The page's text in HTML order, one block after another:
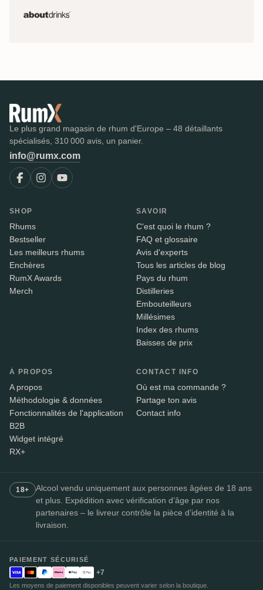
Le plus grand magasin de rhum d'Europe – 48 détaillants
spécialisés, 310 000 avis, un panier.
info@rumx.com
SHOP
Rhums
Bestseller
Les meilleurs rhums
Enchères
RumX Awards
Merch
SAVOIR
C'est quoi le rhum ?
FAQ et glossaire
Avis d'experts
Tous les articles de blog
Pays du rhum
Distilleries
Embouteilleurs
Millésimes
Index des rhums
Baisses de prix
À PROPOS
A propos
Méthodologie & données
Fonctionnalités de l'application
B2B
Widget intégré
RX+
CONTACT INFO
Où est ma commande ?
Partage ton avis
Contact info
18+
Alcool vendu uniquement aux personnes âgées de 18 ans
et plus. Expédition avec vérification d’âge par nos
partenaires – le livreur contrôle la pièce d’identité à la
livraison.
PAIEMENT SÉCURISÉ
+7
Les moyens de paiement disponibles peuvent varier selon la boutique.